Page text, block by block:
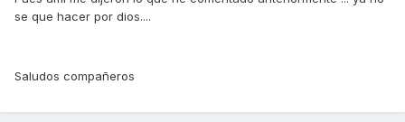
se que hacer por dios....
Saludos compañeros